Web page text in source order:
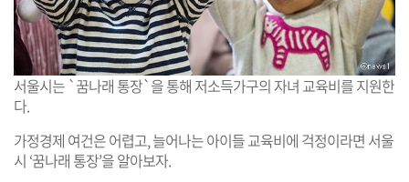
서울시는 `꿈나래 통장`을 통해 저소득가구의 자녀 교육비를 지원한
다.
가정경제 여건은 어렵고, 늘어나는 아이들 교육비에 걱정이라면 서울
시 ‘꿈나래 통장’을 알아보자.